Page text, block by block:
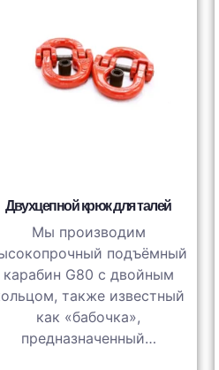
Двухцепной крюк для талей
Мы производим
подъёмный
карабин G80 с двойным
также известный
как «бабочка»,
предназначенный…